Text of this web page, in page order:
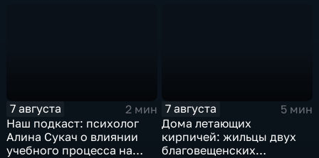
7 августа
2 мин
Наш подкаст: психолог
Алина Сукач о влиянии
учебного процесса на
7 августа
5 мин
Дома летающих
кирпичей: жильцы двух
благовещенских